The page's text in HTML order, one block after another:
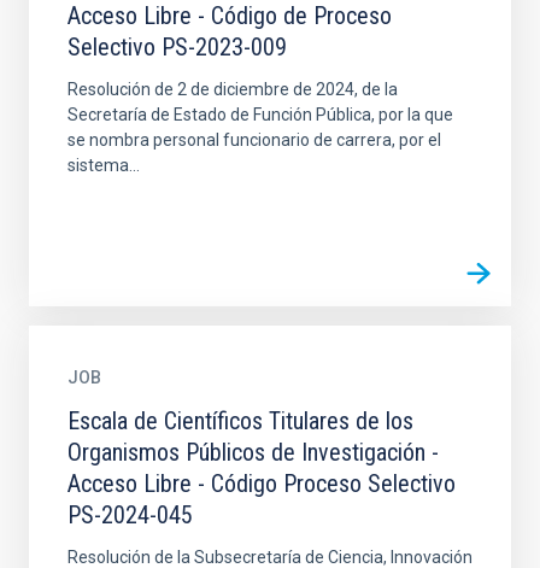
Acceso Libre - Código de Proceso
Selectivo PS-2023-009
Resolución de 2 de diciembre de 2024, de la
Secretaría de Estado de Función Pública, por la que
se nombra personal funcionario de carrera, por el
sistema...
JOB
Escala de Científicos Titulares de los
Organismos Públicos de Investigación -
Acceso Libre - Código Proceso Selectivo
PS-2024-045
Resolución de la Subsecretaría de Ciencia, Innovación